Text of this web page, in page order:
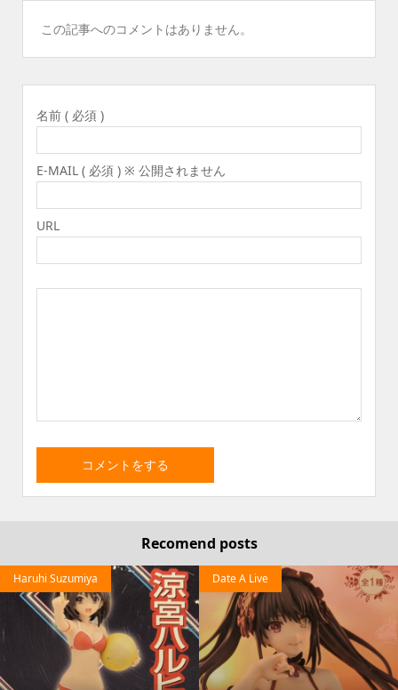
この記事へのコメントはありません。
名前 ( 必須 )
E-MAIL ( 必須 ) ※ 公開されません
URL
Recomend posts
Haruhi Suzumiya Date A Live